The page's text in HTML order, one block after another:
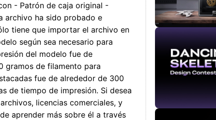
- Patrón de caja original -
archivo ha sido probado e
tiene que importar el archivo en
según sea necesario para
del modelo fue de
gramos de filamento para
fue de alrededor de 300
de tiempo de impresión. Si desea
licencias comerciales, y
aprender más sobre él a través